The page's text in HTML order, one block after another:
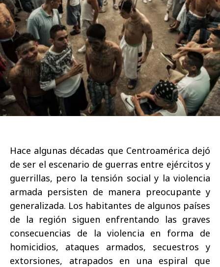
Hace algunas décadas que Centroamérica dejó
de ser el escenario de guerras entre ejércitos y
guerrillas, pero la tensión social y la violencia
armada persisten de manera preocupante y
generalizada. Los habitantes de algunos países
de la región siguen enfrentando las graves
consecuencias de la violencia en forma de
homicidios, ataques armados, secuestros y
extorsiones, atrapados en una espiral que